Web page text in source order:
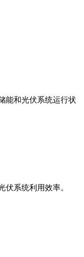
能和光伏系统运行状
伏系统利用效率。